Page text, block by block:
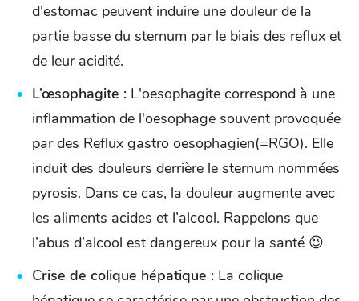
d'estomac peuvent induire une douleur de la
partie basse du sternum par le biais des reflux et
de leur acidité.
L’œsophagite : L'oesophagite correspond à une
inflammation de l'oesophage souvent provoquée
par des Reflux gastro oesophagien(=RGO). Elle
induit des douleurs derrière le sternum nommées
pyrosis. Dans ce cas, la douleur augmente avec
les aliments acides et l’alcool. Rappelons que
l’abus d’alcool est dangereux pour la santé 😉
Crise de colique hépatique : La colique